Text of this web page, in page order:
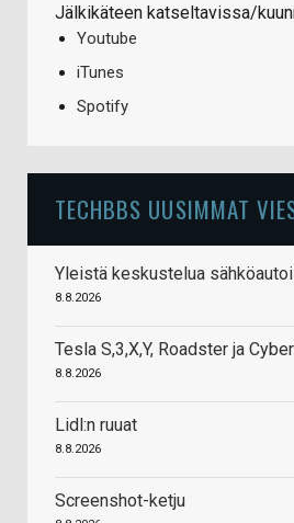
Jälkikäteen katseltavissa/
Youtube
iTunes
Spotify
TECHBBS UUSIMMAT
Yleistä keskustelua
8.8.2026
Tesla S,3,X,Y, Roadster ja
8.8.2026
Lidl:n ruuat
8.8.2026
Screenshot-ketju